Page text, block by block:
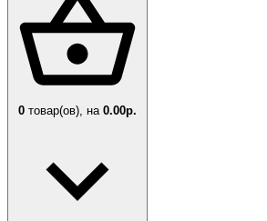
0 товар(ов), на 0.00р.